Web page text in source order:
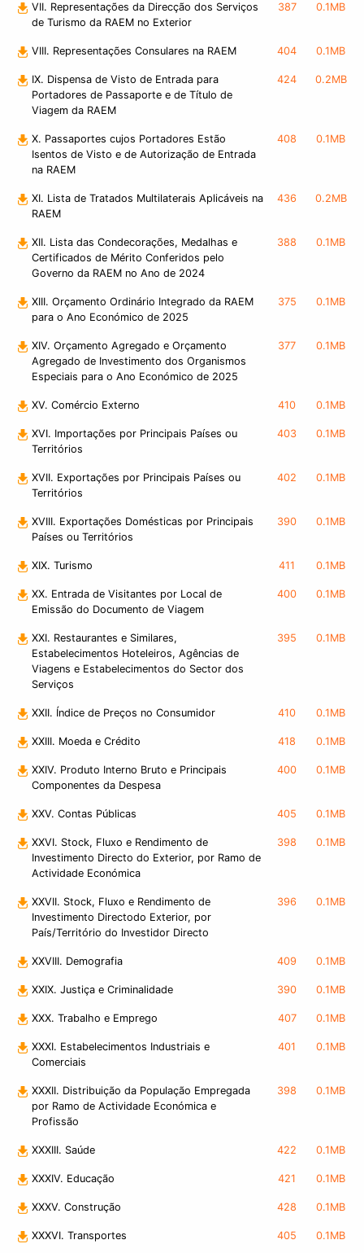
VII. Representações da Direcção dos Serviços
de Turismo da RAEM no Exterior
387 0.1MB
VIII. Representações Consulares na RAEM 404 0.1MB
IX. Dispensa de Visto de Entrada para
Portadores de Passaporte e de Título de
Viagem da RAEM
424 0.2MB
X. Passaportes cujos Portadores Estão
Isentos de Visto e de Autorização de Entrada
na RAEM
408 0.1MB
XI. Lista de Tratados Multilaterais Aplicáveis na
RAEM
436 0.2MB
XII. Lista das Condecorações, Medalhas e
Certificados de Mérito Conferidos pelo
Governo da RAEM no Ano de 2024
388 0.1MB
XIII. Orçamento Ordinário Integrado da RAEM
para o Ano Económico de 2025
375 0.1MB
XIV. Orçamento Agregado e Orçamento
Agregado de Investimento dos Organismos
Especiais para o Ano Económico de 2025
377 0.1MB
XV. Comércio Externo 410 0.1MB
XVI. Importações por Principais Países ou
Territórios
403 0.1MB
XVII. Exportações por Principais Países ou
Territórios
402 0.1MB
XVIII. Exportações Domésticas por Principais
Países ou Territórios
390 0.1MB
XIX. Turismo 411 0.1MB
XX. Entrada de Visitantes por Local de
Emissão do Documento de Viagem
400 0.1MB
XXI. Restaurantes e Similares,
Estabelecimentos Hoteleiros, Agências de
Viagens e Estabelecimentos do Sector dos
Serviços
395 0.1MB
XXII. Índice de Preços no Consumidor 410 0.1MB
XXIII. Moeda e Crédito 418 0.1MB
XXIV. Produto Interno Bruto e Principais
Componentes da Despesa
400 0.1MB
XXV. Contas Públicas 405 0.1MB
XXVI. Stock, Fluxo e Rendimento de
Investimento Directo do Exterior, por Ramo de
Actividade Económica
398 0.1MB
XXVII. Stock, Fluxo e Rendimento de
Investimento Directodo Exterior, por
País/Território do Investidor Directo
396 0.1MB
XXVIII. Demografia 409 0.1MB
XXIX. Justiça e Criminalidade 390 0.1MB
XXX. Trabalho e Emprego 407 0.1MB
XXXI. Estabelecimentos Industriais e
Comerciais
401 0.1MB
XXXII. Distribuição da População Empregada
por Ramo de Actividade Económica e
Profissão
398 0.1MB
XXXIII. Saúde 422 0.1MB
XXXIV. Educação 421 0.1MB
XXXV. Construção 428 0.1MB
XXXVI. Transportes 405 0.1MB